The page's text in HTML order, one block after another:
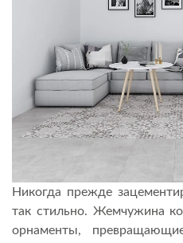
Никогда прежде
так стильно. Жемчужина
орнаменты,